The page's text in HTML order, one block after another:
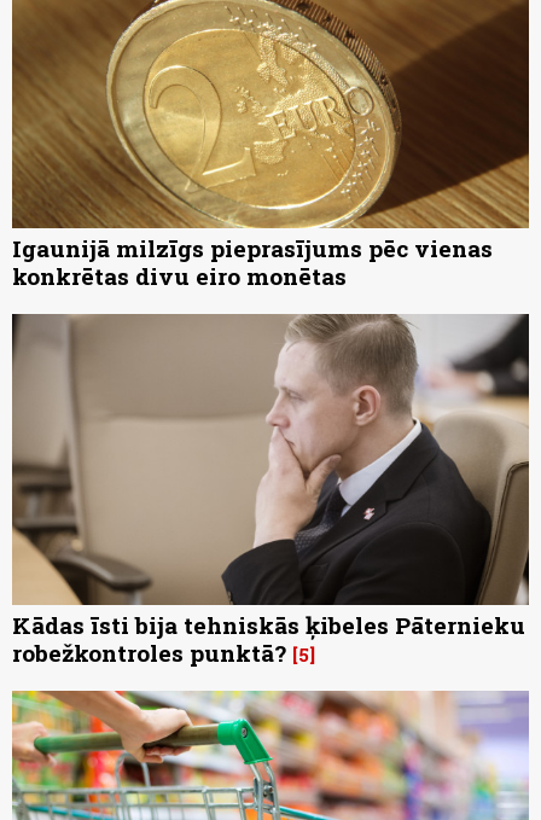
Igaunijā milzīgs pieprasījums pēc vienas
konkrētas divu eiro monētas
Kādas īsti bija tehniskās ķibeles Pāternieku
robežkontroles punktā? 5